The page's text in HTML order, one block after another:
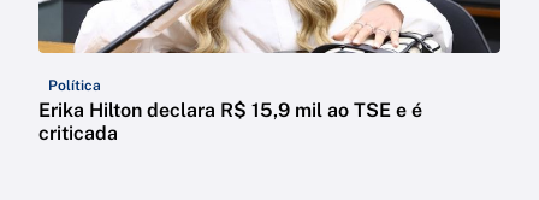
Política
Erika Hilton declara R$ 15,9 mil ao TSE e é
criticada